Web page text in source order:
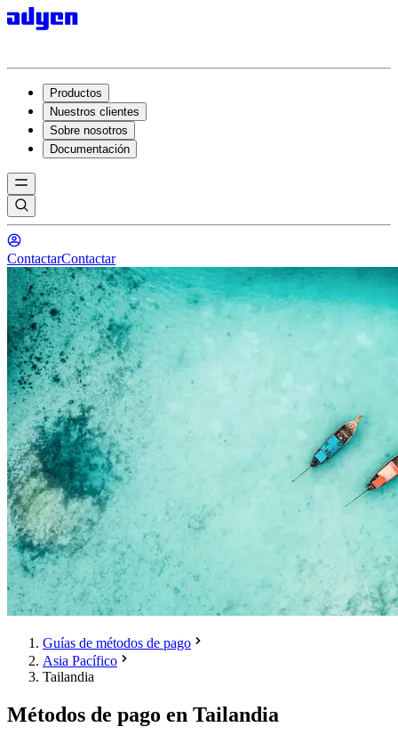
Productos
Nuestros clientes
Sobre nosotros
Documentación
ContactarContactar
Guías de métodos de pago
Asia Pacífico
Tailandia
Métodos de pago en Tailandia